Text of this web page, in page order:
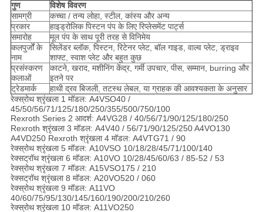
गुण
विशेष विवरण
सामग्री
कच्चा / तन्य लोहा, स्टील, कांस्य और अन्य
प्रकार
हाइड्रोलिक पिस्टन पंप के लिए रिप्लेसमेंट पार्ट्स
समारोह
मूल पंप के साथ पूरी तरह से विनिमेय
कलपुर्जों के
नाम
सिलेंडर ब्लॉक, पिस्टन, रिटेनर प्लेट, बॉल गाइड, वाल्व प्लेट, ड्राइव
शाफ्ट, स्वाश प्लेट और बहुत कुछ
प्रसंस्करण
कलाओं
काटने, खराद, मशीनिंग केंद्र, गर्मी उपचार, पीस, सम्मान, burring और
इतने पर
ट्रेडमार्क
हाथी द्रव बिजली, तटस्थ लेबल, या ग्राहक की आवश्यकता के अनुसार
रेक्स्रोथ श्रृंखला 1 मॉडल: A4VSO40 /
45/50/56/71/125/180/250/355/500/750/100
Rexroth Series 2 आदर्श: A4VG28 / 40/56/71/90/125/180/250
Rexroth श्रृंखला 3 मॉडल: A4V40 / 56/71/90/125/250 A4VO130
A4VD250 Rexroth श्रृंखला 4 मॉडल: A4VTG71 / 90
रेक्स्रोथ श्रृंखला 5 मॉडल: A10VSO 10/18/28/45/71/100/140
रेक्सट्रॉथ श्रृंखला 6 मॉडल: A10VO 10/28/45/60/63 / 85-52 / 53
रेक्स्रोथ श्रृंखला 7 मॉडल: A15VSO175 / 210
रेक्सट्रॉथ श्रृंखला 8 मॉडल: A20VO520 / 060
रेक्स्रोथ श्रृंखला 9 मॉडल: A11VO
40/60/75/95/130/145/160/190/200/210/260
रेक्स्रोथ श्रृंखला 10 मॉडल: A11VO250